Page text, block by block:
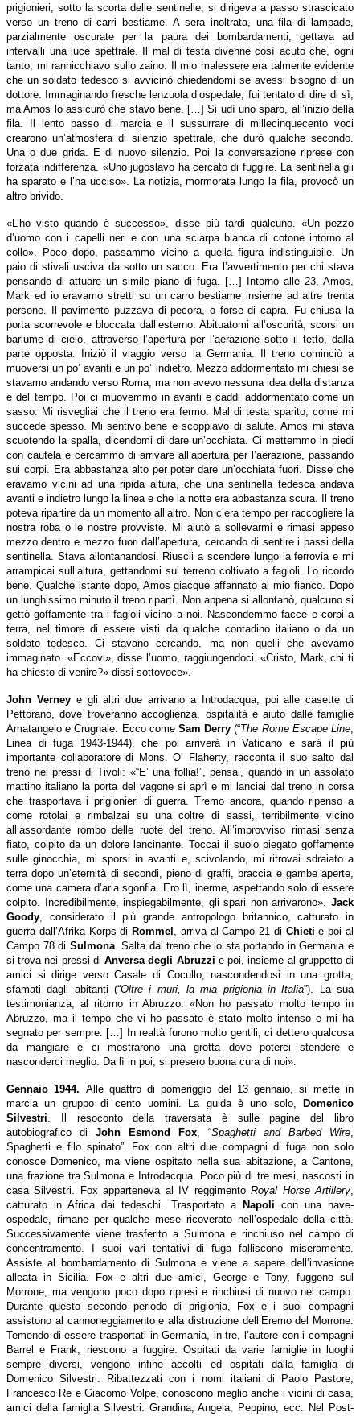
prigionieri, sotto la scorta delle sentinelle, si dirigeva a passo strascicato
verso un treno di carri bestiame. A sera inoltrata, una fila di lampade,
parzialmente oscurate per la paura dei bombardamenti, gettava ad
intervalli una luce spettrale. Il mal di testa divenne così acuto che, ogni
tanto, mi rannicchiavo sullo zaino. Il mio malessere era talmente evidente
che un soldato tedesco si avvicinò chiedendomi se avessi bisogno di un
dottore. Immaginando fresche lenzuola d’ospedale, fui tentato di dire di sì,
ma Amos lo assicurò che stavo bene. […] Si udì uno sparo, all’inizio della
fila. Il lento passo di marcia e il sussurrare di millecinquecento voci
crearono un’atmosfera di silenzio spettrale, che durò qualche secondo.
Una o due grida. E di nuovo silenzio. Poi la conversazione riprese con
forzata indifferenza. «Uno jugoslavo ha cercato di fuggire. La sentinella gli
ha sparato e l’ha ucciso». La notizia, mormorata lungo la fila, provocò un
altro brivido.
«L’ho visto quando è successo», disse più tardi qualcuno. «Un pezzo
d’uomo con i capelli neri e con una sciarpa bianca di cotone intorno al
collo». Poco dopo, passammo vicino a quella figura indistinguibile. Un
paio di stivali usciva da sotto un sacco. Era l’avvertimento per chi stava
pensando di attuare un simile piano di fuga. […] Intorno alle 23, Amos,
Mark ed io eravamo stretti su un carro bestiame insieme ad altre trenta
persone. Il pavimento puzzava di pecora, o forse di capra. Fu chiusa la
porta scorrevole e bloccata dall’esterno. Abituatomi all’oscurità, scorsi un
barlume di cielo, attraverso l’apertura per l’aerazione sotto il tetto, dalla
parte opposta. Iniziò il viaggio verso la Germania. Il treno cominciò a
muoversi un po’ avanti e un po’ indietro. Mezzo addormentato mi chiesi se
stavamo andando verso Roma, ma non avevo nessuna idea della distanza
e del tempo. Poi ci muovemmo in avanti e caddi addormentato come un
sasso. Mi risvegliai che il treno era fermo. Mal di testa sparito, come mi
succede spesso. Mi sentivo bene e scoppiavo di salute. Amos mi stava
scuotendo la spalla, dicendomi di dare un’occhiata. Ci mettemmo in piedi
con cautela e cercammo di arrivare all’apertura per l’aerazione, passando
sui corpi. Era abbastanza alto per poter dare un’occhiata fuori. Disse che
eravamo vicini ad una ripida altura, che una sentinella tedesca andava
avanti e indietro lungo la linea e che la notte era abbastanza scura. Il treno
poteva ripartire da un momento all’altro. Non c’era tempo per raccogliere la
nostra roba o le nostre provviste. Mi aiutò a sollevarmi e rimasi appeso
mezzo dentro e mezzo fuori dall’apertura, cercando di sentire i passi della
sentinella. Stava allontanandosi. Riuscii a scendere lungo la ferrovia e mi
arrampicai sull’altura, gettandomi sul terreno coltivato a fagioli. Lo ricordo
bene. Qualche istante dopo, Amos giacque affannato al mio fianco. Dopo
un lunghissimo minuto il treno ripartì. Non appena si allontanò, qualcuno si
gettò goffamente tra i fagioli vicino a noi. Nascondemmo facce e corpi a
terra, nel timore di essere visti da qualche contadino italiano o da un
soldato tedesco. Ci stavano cercando, ma non quelli che avevamo
immaginato. «Eccovi», disse l’uomo, raggiungendoci. «Cristo, Mark, chi ti
ha chiesto di venire?» dissi sottovoce».
John Verneye gli altri due arrivano a Introdacqua, poi alle casette di
Pettorano, dove troveranno accoglienza, ospitalità e aiuto dalle famiglie
Amatangelo e Crugnale. Ecco come Sam Derry (“The Rome Escape Line
Linea di fuga 1943-1944), che poi arriverà in Vaticano e sarà il più
importante collaboratore di Mons. O’ Flaherty, racconta il suo salto dal
treno nei pressi di Tivoli: «“E’ una follia!”, pensai, quando in un assolato
mattino italiano la porta del vagone si aprì e mi lanciai dal treno in corsa
che trasportava i prigionieri di guerra. Tremo ancora, quando ripenso a
come rotolai e rimbalzai su una coltre di sassi, terribilmente vicino
all’assordante rombo delle ruote del treno. All’improvviso rimasi senza
fiato, colpito da un dolore lancinante. Toccai il suolo piegato goffamente
sulle ginocchia, mi sporsi in avanti e, scivolando, mi ritrovai sdraiato a
terra dopo un’eternità di secondi, pieno di graffi, braccia e gambe aperte,
come una camera d’aria sgonfia. Ero lì, inerme, aspettando solo di essere
colpito. Incredibilmente, inspiegabilmente, gli spari non arrivarono».Jack
Goody , considerato il più grande antropologo britannico, catturato in
guerra dall’Afrika Korps di Rommel , arriva al Campo 21 di Chieti e poi al
Campo 78 di Sulmona. Salta dal treno che lo sta portando in Germania e
si trova nei pressi diAnversa degli Abruzzi e poi, insieme al gruppetto di
amici si dirige verso Casale di Cocullo, nascondendosi in una grotta,
sfamati dagli abitanti (“Oltre i muri, la mia prigionia in Italia”). La sua
testimonianza, al ritorno in Abruzzo: «Non ho passato molto tempo in
Abruzzo, ma il tempo che vi ho passato è stato molto intenso e mi ha
segnato per sempre. […]
In realtà furono molto gentili, ci dettero qualcosa
da mangiare e ci mostrarono una grotta dove poterci stendere e
nasconderci meglio. Da lì in poi, si presero buona cura di noi».
Gennaio 1944. Alle quattro di pomeriggio del 13 gennaio, si mette in
marcia un gruppo di cento uomini. La guida è uno solo,
Domenico
Silvestri . Il resoconto della traversata è sulle pagine del libro
autobiografico di John Esmond Fox , “Spaghetti and Barbed Wire
Spaghetti e filo spinato”. Fox con altri due compagni di fuga non solo
conosce Domenico, ma viene ospitato nella sua abitazione, a Cantone,
una frazione tra Sulmona e Introdacqua. Poco più di tre mesi, nascosti in
casa Silvestri. Fox apparteneva al IV reggimentoRoyal Horse Artillery
catturato in Africa dai tedeschi. Trasportato a
Napoli con una nave-
ospedale, rimane per qualche mese ricoverato nell’ospedale della città.
Successivamente viene trasferito a Sulmona e rinchiuso nel campo di
concentramento. I suoi vari tentativi di fuga falliscono miseramente.
Assiste al bombardamento di Sulmona e viene a sapere dell’invasione
alleata in Sicilia. Fox e altri due amici, George e Tony, fuggono sul
Morrone, ma vengono poco dopo ripresi e rinchiusi di nuovo nel campo.
Durante questo secondo periodo di prigionia, Fox e i suoi compagni
assistono al cannoneggiamento e alla distruzione dell’Eremo del Morrone.
Temendo di essere trasportati in Germania, in tre, l’autore con i compagni
Barrel e Frank, riescono a fuggire. Ospitati da varie famiglie in luoghi
sempre diversi, vengono infine accolti ed ospitati dalla famiglia di
Domenico Silvestri. Ribattezzati con i nomi italiani di Paolo Pastore,
Francesco Re e Giacomo Volpe, conoscono meglio anche i vicini di casa,
amici della famiglia Silvestri: Grandina, Angela, Peppino, ecc. Nel Post-